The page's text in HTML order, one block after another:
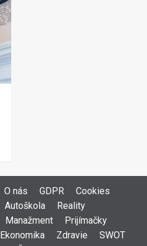
O nás GDPR
Cookies
Autoškola
Reality
Manažment
Prijímačky
Ekonomika Zdravie
SWOT